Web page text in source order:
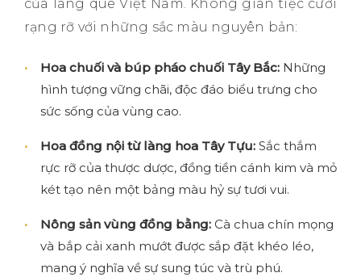
của làng quê Việt Nam. Không gian tiệc cưới
rạng rỡ với những sắc màu nguyên bản:
Hoa chuối và búp pháo chuối Tây Bắc: Những
hình tượng vững chãi, độc đáo biểu trưng cho
sức sống của vùng cao.
Hoa đồng nội từ làng hoa Tây Tựu: Sắc thắm
rực rỡ của thược dược, đồng tiền cánh kim và mỏ
két tạo nên một bảng màu hỷ sự tươi vui.
Nông sản vùng đồng bằng: Cà chua chín mọng
và bắp cải xanh mướt được sắp đặt khéo léo,
mang ý nghĩa về sự sung túc và trù phú.